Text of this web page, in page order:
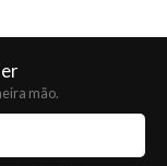
mão.